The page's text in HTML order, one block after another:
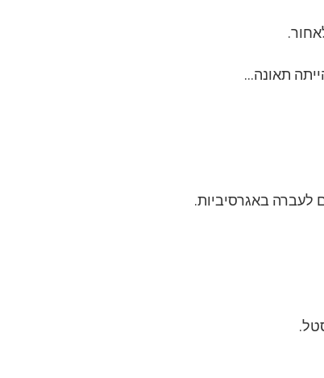
תאונה…
לעברה באגרסיביות.